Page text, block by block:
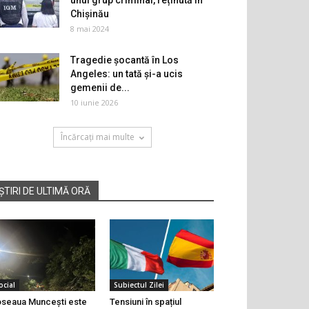
Chișinău
8 mai 2024
Tragedie șocantă în Los
Angeles: un tată și-a ucis
gemenii de...
10 iunie 2026
Încărcați mai multe
DE ULTIMĂ ORĂ
Muncești este
Subiectul Zilei
Tensiuni în spațiul